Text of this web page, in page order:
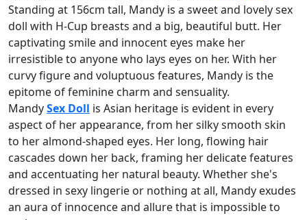
Standing at 156cm tall, Mandy is a sweet and lovely sex
doll with H-Cup breasts and a big, beautiful butt. Her
captivating smile and innocent eyes make her
irresistible to anyone who lays eyes on her. With her
curvy figure and voluptuous features, Mandy is the
epitome of feminine charm and sensuality.
MandySex Doll is Asian heritage is evident in every
aspect of her appearance, from her silky smooth skin
to her almond-shaped eyes. Her long, flowing hair
cascades down her back, framing her delicate features
and accentuating her natural beauty. Whether she's
dressed in sexy lingerie or nothing at all, Mandy exudes
an aura of innocence and allure that is impossible to